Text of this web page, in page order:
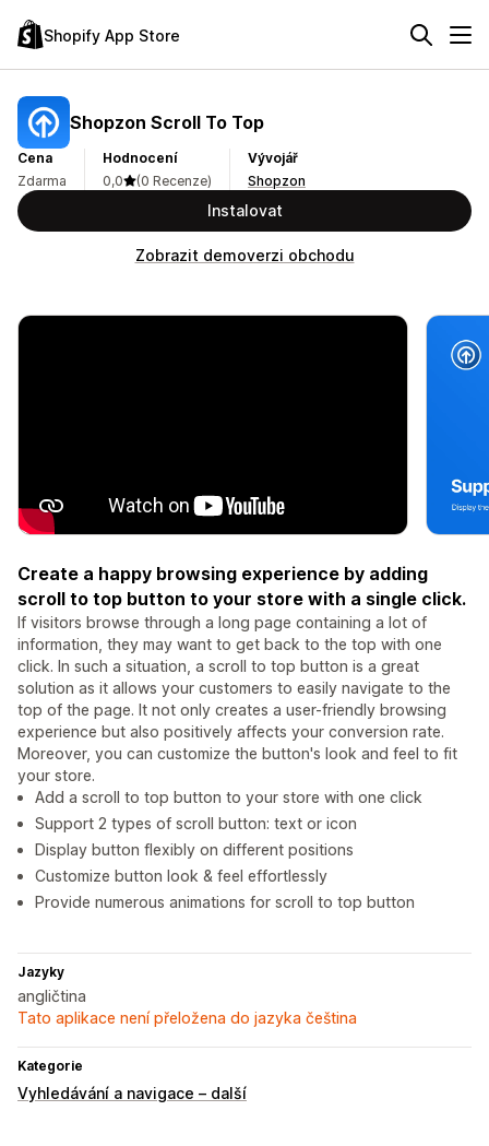
Shopify App Store
Shopzon Scroll To Top
Cena
Zdarma
Hodnocení
0,0
(0 Recenze)
Vývojář
Shopzon
Instalovat
Zobrazit demoverzi obchodu
Create a happy browsing experience by adding
scroll to top button to your store with a single click.
If visitors browse through a long page containing a lot of
information, they may want to get back to the top with one
click. In such a situation, a scroll to top button is a great
solution as it allows your customers to easily navigate to the
top of the page. It not only creates a user-friendly browsing
experience but also positively affects your conversion rate.
Moreover, you can customize the button's look and feel to fit
your store.
Add a scroll to top button to your store with one click
Support 2 types of scroll button: text or icon
Display button flexibly on different positions
Customize button look & feel effortlessly
Provide numerous animations for scroll to top button
Jazyky
angličtina
Tato aplikace není přeložena do jazyka čeština
Kategorie
Vyhledávání a navigace – další